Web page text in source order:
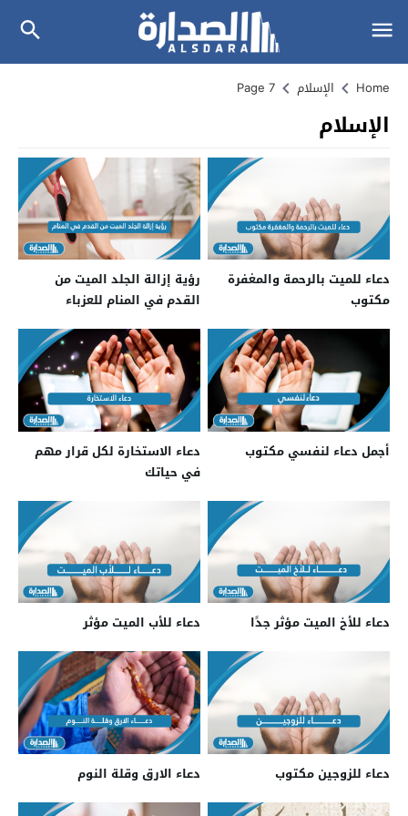
Home الإسلام Page 7
الإسلام
دعاء للميت بالرحمة والمغفرة
مكتوب
رؤية إزالة الجلد الميت من
القدم في المنام للعزباء
أجمل دعاء لنفسي مكتوب
دعاء الاستخارة لكل قرار مهم
في حياتك
دعاء للأخ الميت مؤثر جدًا دعاء للأب الميت مؤثر
دعاء للزوجين مكتوب دعاء الارق وقلة النوم